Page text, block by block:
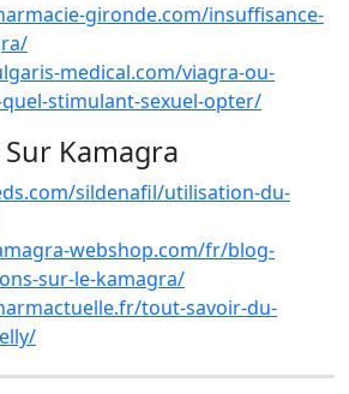
gironde.com/insuffisance-
medical.com/viagra-ou-
stimulant-sexuel-opter/
Kamagra
sildenafil/utilisation-du-
webshop.com/fr/blog-
sur-le-kamagra/
tout-savoir-du-